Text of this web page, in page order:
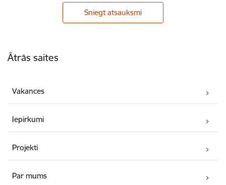
Sniegt atsauksmi
Ātrās saites
Vakances
Iepirkumi
Projekti
Par mums